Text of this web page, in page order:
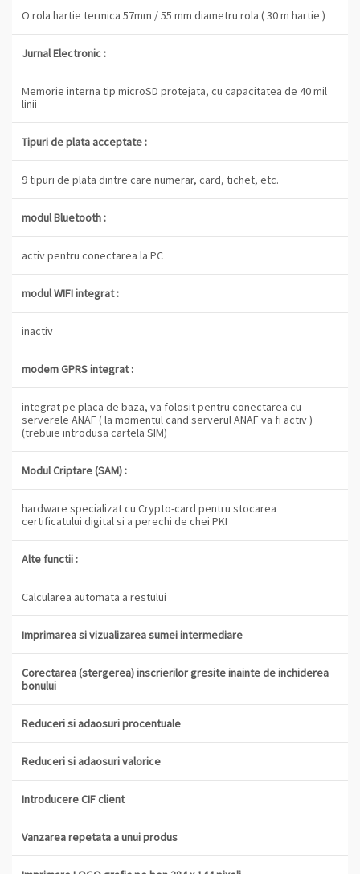
O rola hartie termica 57mm / 55 mm diametru rola ( 30 m hartie )
Jurnal Electronic :
Memorie interna tip microSD protejata, cu capacitatea de 40 mil
linii
Tipuri de plata acceptate :
9 tipuri de plata dintre care numerar, card, tichet, etc.
modul Bluetooth :
activ pentru conectarea la PC
modul WIFI integrat :
inactiv
modem GPRS integrat :
integrat pe placa de baza, va folosit pentru conectarea cu
serverele ANAF ( la momentul cand serverul ANAF va fi activ )
(trebuie introdusa cartela SIM)
Modul Criptare (SAM) :
hardware specializat cu Crypto-card pentru stocarea
certificatului digital si a perechi de chei PKI
Alte functii :
Calcularea automata a restului
Imprimarea si vizualizarea sumei intermediare
Corectarea (stergerea) inscrierilor gresite inainte de inchiderea
bonului
Reduceri si adaosuri procentuale
Reduceri si adaosuri valorice
Introducere CIF client
Vanzarea repetata a unui produs